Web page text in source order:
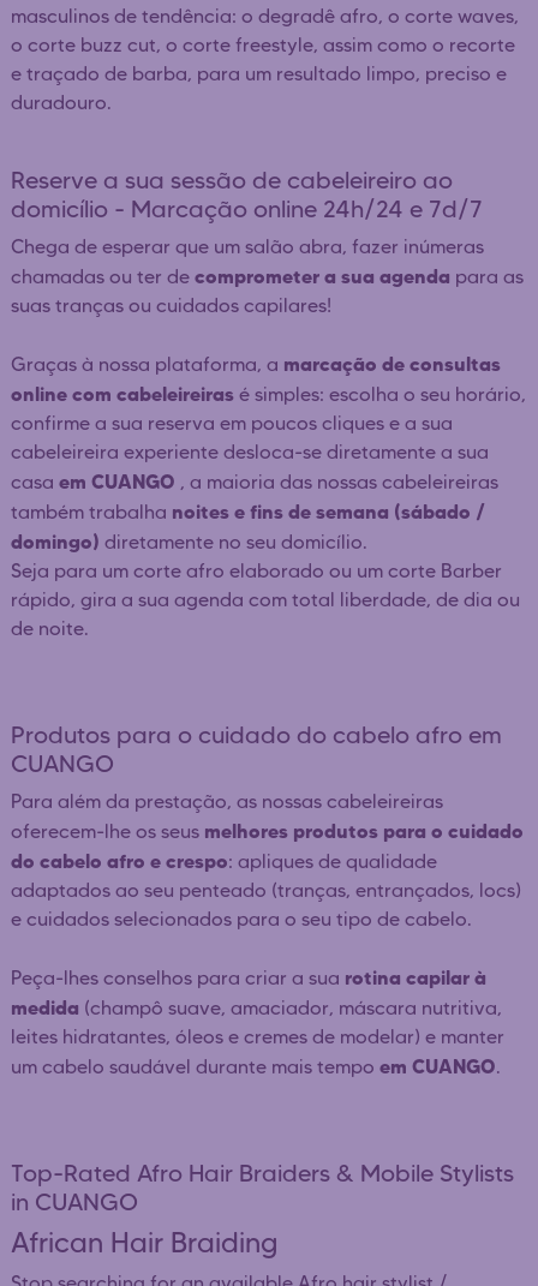
masculinos de tendência: o degradê afro, o corte waves,
o corte buzz cut, o corte freestyle, assim como o recorte
e traçado de barba, para um resultado limpo, preciso e
duradouro.
Reserve a sua sessão de cabeleireiro ao
domicílio - Marcação online 24h/24 e 7d/7
Chega de esperar que um salão abra, fazer inúmeras
chamadas ou ter de comprometer a sua agenda para as
suas tranças ou cuidados capilares!
Graças à nossa plataforma, a marcação de consultas
online com cabeleireiras é simples: escolha o seu horário,
confirme a sua reserva em poucos cliques e a sua
cabeleireira experiente desloca-se diretamente a sua
casa em CUANGO , a maioria das nossas cabeleireiras
também trabalha noites e fins de semana (sábado /
domingo) diretamente no seu domicílio.
Seja para um corte afro elaborado ou um corte Barber
rápido, gira a sua agenda com total liberdade, de dia ou
de noite.
Produtos para o cuidado do cabelo afro em
CUANGO
Para além da prestação, as nossas cabeleireiras
oferecem-lhe os seus melhores produtos para o cuidado
do cabelo afro e crespo: apliques de qualidade
adaptados ao seu penteado (tranças, entrançados, locs)
e cuidados selecionados para o seu tipo de cabelo.
Peça-lhes conselhos para criar a sua rotina capilar à
medida (champô suave, amaciador, máscara nutritiva,
leites hidratantes, óleos e cremes de modelar) e manter
um cabelo saudável durante mais tempo em CUANGO.
Top-Rated Afro Hair Braiders & Mobile Stylists
in CUANGO
African Hair Braiding